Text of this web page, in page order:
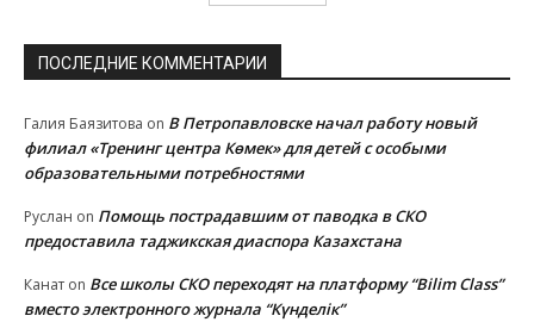
ПОСЛЕДНИЕ КОММЕНТАРИИ
Галия Баязитова on В Петропавловске начал работу новый
филиал «Тренинг центра Көмек» для детей с особыми
образовательными потребностями
Руслан on Помощь пострадавшим от паводка в СКО
предоставила таджикская диаспора Казахстана
Канат on Все школы СКО переходят на платформу “Bilim Class”
вместо электронного журнала “Күнделік”